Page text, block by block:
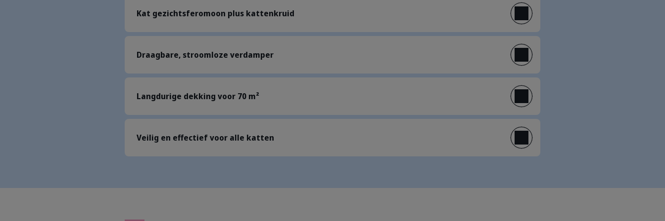
Kat gezichtsferomoon plus kattenkruid
Draagbare, stroomloze verdamper
Langdurige dekking voor 70 m²
Veilig en effectief voor alle katten